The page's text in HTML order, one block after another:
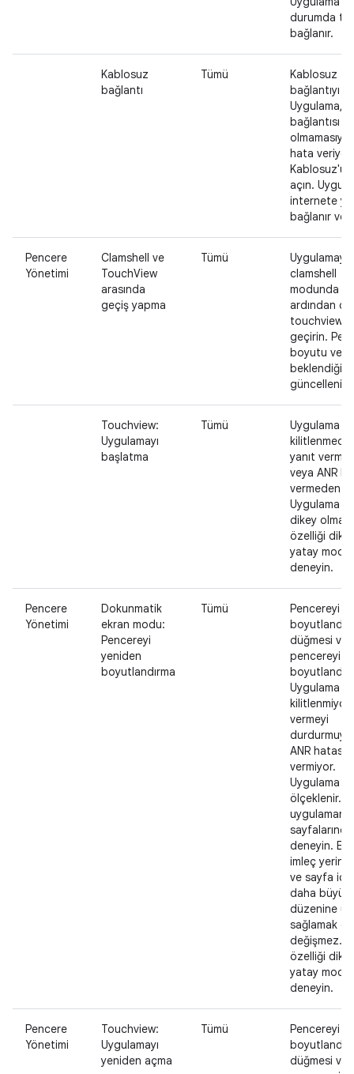
durumda
bağlanır.
Kablosuz
bağlantı
Tümü
Kablosuz
bağlantıyı
Uygulama,
bağlantısı
hata veriyor.
Kablosuz'u
açın.
internete
bağlanır ve
Pencere
Yönetimi
Clamshell ve
TouchView
arasında
geçiş yapma
Tümü
Uygulamayı
clamshell
modunda
ardından
touchview
geçirin.
boyutu ve
beklendiği
güncellenir.
Touchview:
Uygulamayı
başlatma
Tümü
Uygulama
yanıt
veya ANR
vermeden
Uygulama
dikey
özelliği
yatay
deneyin.
Pencere
Yönetimi
Dokunmatik
ekran modu:
Pencereyi
yeniden
boyutlandırma
Tümü
Pencereyi
düğmesi
pencereyi
Uygulama
kilitlenmiyor,
vermeyi
ANR hatası
vermiyor.
Uygulama
ölçeklenir.
sayfalarında
deneyin.
imleç
ve sayfa
daha büyük
düzenine
sağlamak
değişmez.
özelliği
yatay
deneyin.
Pencere
Yönetimi
Touchview:
Uygulamayı
yeniden açma
Tümü
Pencereyi
düğmesi